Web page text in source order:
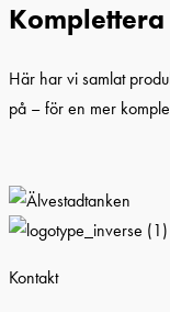
Här har vi samlat
på – för en mer
Kontakt